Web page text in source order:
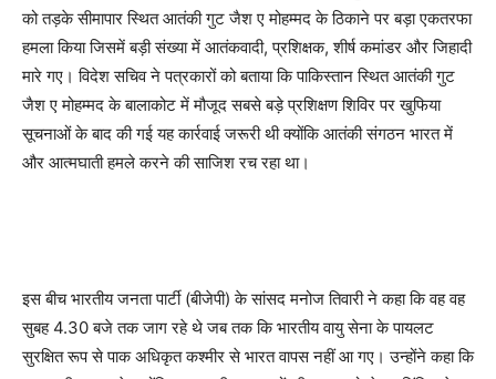
को तड़के सीमापार स्थित आतंकी गुट जैश ए मोहम्मद के ठिकाने पर बड़ा एकतरफा
हमला किया जिसमें बड़ी संख्या में आतंकवादी, प्रशिक्षक, शीर्ष कमांडर और जिहादी
मारे गए। विदेश सचिव ने पत्रकारों को बताया कि पाकिस्तान स्थित आतंकी गुट
जैश ए मोहम्मद के बालाकोट में मौजूद सबसे बड़े प्रशिक्षण शिविर पर खुफिया
सूचनाओं के बाद की गई यह कार्रवाई जरूरी थी क्योंकि आतंकी संगठन भारत में
और आत्मघाती हमले करने की साजिश रच रहा था।
इस बीच भारतीय जनता पार्टी (बीजेपी) के सांसद मनोज तिवारी ने कहा कि वह वह
सुबह 4.30 बजे तक जाग रहे थे जब तक कि भारतीय वायु सेना के पायलट
सुरक्षित रूप से पाक अधिकृत कश्मीर से भारत वापस नहीं आ गए। उन्होंने कहा कि